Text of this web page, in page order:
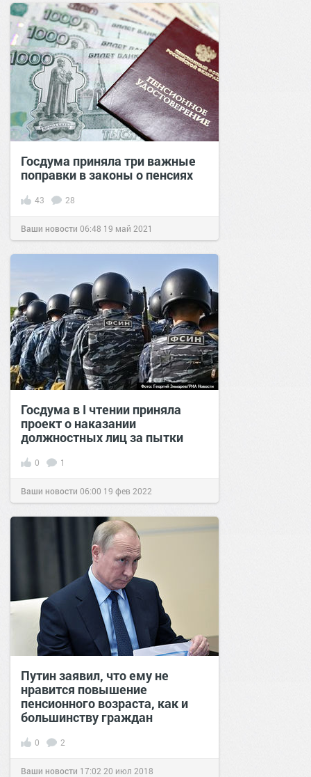
Госдума приняла три важные
поправки в законы о пенсиях
43 28
Ваши новости 06:48 19 май 2021
Госдума в I чтении приняла
проект о наказании
должностных лиц за пытки
0 1
Ваши новости 06:00 19 фев 2022
Путин заявил, что ему не
нравится повышение
пенсионного возраста, как и
большинству граждан
0 2
Ваши новости 17:02 20 июл 2018